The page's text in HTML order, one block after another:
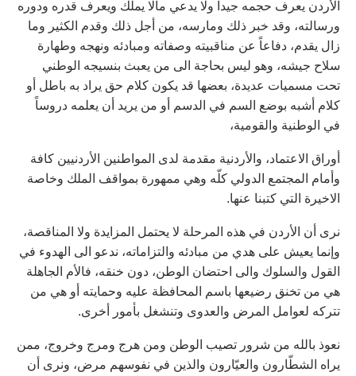
الأردن يعرف حجمه جيداً ولا يدعي مالا يملك ويعرف قدره ودوره
ورسالته، وقد خبر ذلك ومارسه، من أجل ذلك وقدم الكثير وما
زال يقدم، دفاعاً عن مناقبيته وصفاته ومبادئه ونهجه وطهارة
سلاح جيشه، وهو ليس بحاجة الى من يعبث بنسيجه الوطني
تحت مسميات عديدة، بعضها قد يكون كلام حق يراد به باطل أو
كلام أشبه بوضع السم في الدسم أو من يريد أن يعلمه دروساً
في الوطنية والقومية،
أوراق الاعتماد، والأردنية مقدمة لدى المواطنين الأردنيين كافة
وأمام المجتمع الدولي كلّه وهي ممهورة بمواقف الملك وخاصة
الاخيرة التي كتبنا عنها.
نرى أن الأردن في هذه المرحلة لا يحتمل المزايدة ولا المناقصة،
وإنما يعيش على هدي من مبادئه والتزاماته، ندعو الى الهدوء في
القول والسلوك والى احتضان الوطن، دون خنقه، فالأم الجاهلة
هي من تخنق رضيعها باسم المحافظة عليه وحمايته أو هي من
تتركه لعوامل المرض والعدوى وتنشغل بأمور أخرى.
نعوذ بالله من شرور تصيب الوطن ومن هرج ومرج وخروج، ممن
يراه الشطّارون والعيّارون والذين في نفوسهم مرض، ونرى أن